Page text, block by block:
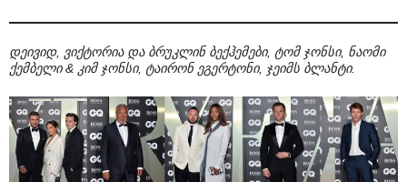
დეივიდ, ვიქტორია და ბრუკლინ ბექჰემები, ტომ ჯონსი, ნაომი
ქემბელი & კიმ ჯონსი, ტაირონ ეგერტონი, ჯეიმს ბლანტი.